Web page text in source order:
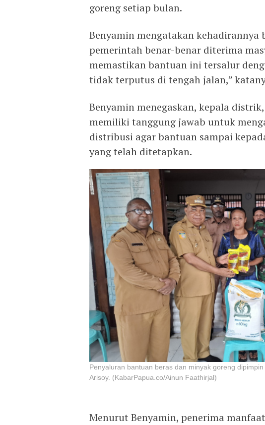
goreng setiap bulan.
Benyamin mengatakan
pemerintah benar-benar diterima
memastikan bantuan ini tersalur
tidak terputus di tengah jalan,”
Benyamin menegaskan, kepala
memiliki tanggung jawab untuk
distribusi agar bantuan sampai
yang telah ditetapkan.
Penyaluran bantuan beras dan minyak goreng
Arisoy. (KabarPapua.co/Ainun Faathirjal)
Menurut Benyamin, penerima